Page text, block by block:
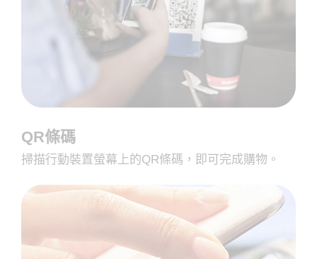
QR條碼
掃描行動裝置螢幕上的QR條碼，即可完成購物。